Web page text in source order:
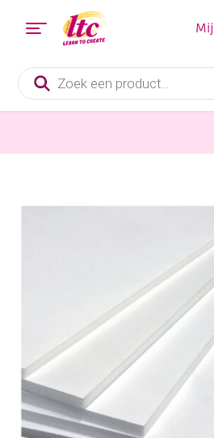
Producten
zoeken